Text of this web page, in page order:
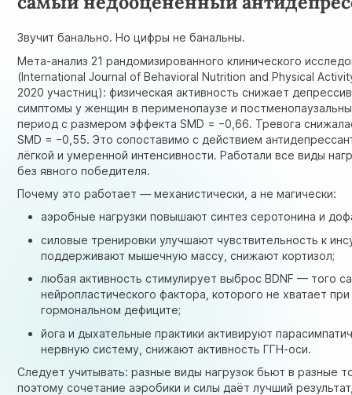
Звучит банально. Но цифры не банальны.
Мета-анализ 21 рандомизированного клинического
(International Journal of Behavioral Nutrition and Physical
2020 участниц): физическая активность снижает
симптомы у женщин в перименопаузе и
период с размером эффекта SMD = −0,66. Тревога
SMD = −0,55. Это сопоставимо с действием
лёгкой и умеренной интенсивности. Работали все виды
без явного победителя.
Почему это работает — механистически, а не магически:
аэробные нагрузки повышают синтез серотонина и
силовые тренировки улучшают чувствительность к
поддерживают мышечную массу, снижают кортизол;
любая активность стимулирует выброс BDNF — того
нейропластического фактора, которого не хватает при
гормональном дефиците;
йога и дыхательные практики активируют
нервную систему, снижают активность ГГН-оси.
Следует учитывать: разные виды нагрузок бьют в разные
поэтому сочетание аэробики и силы даёт лучший